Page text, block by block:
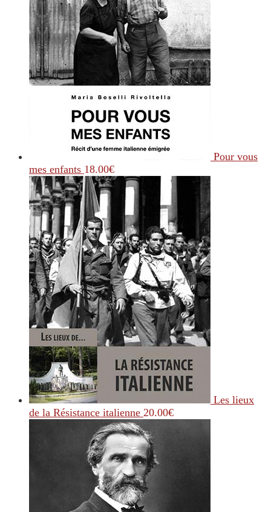
Pour vous
mes enfants 18.00€
Les lieux
de la Résistance italienne 20.00€